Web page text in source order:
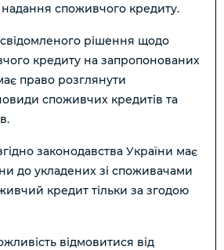
надання споживчого кредиту.
рішення щодо
кредиту на запропонованих
право розглянути
споживчих кредитів та
законодавства України має
до укладених зі споживачами
кредит тільки за згодою
відмовитися від